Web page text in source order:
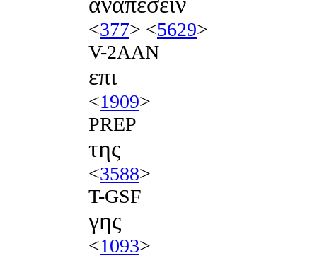
<377> <5629>
V-2AAN
επι
<1909>
PREP
της
<3588>
T-GSF
γης
<1093>